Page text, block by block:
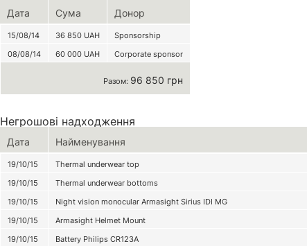
Дата Сума Донор
15/08/14 36 850 UAH
Sponsorship
08/08/14
60 000 UAH Corporate sponsor
Разом: 96 850 грн
Негрошові надходження
Дата Найменування
19/10/15 Thermal underwear top
19/10/15
Thermal underwear bottoms
19/10/15
Night vision monocular Armasight Sirius IDI MG
19/10/15
Armasight Helmet Mount
19/10/15
Battery Philips CR123А